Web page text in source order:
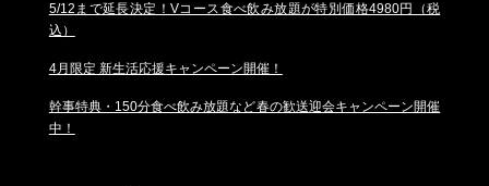
5/12まで延長決定！Vコース食べ飲み放題が特別価格4980円（税
込）
4月限定 新生活応援キャンペーン開催！
幹事特典・150分食べ飲み放題など春の歓送迎会キャンペーン開催
中！